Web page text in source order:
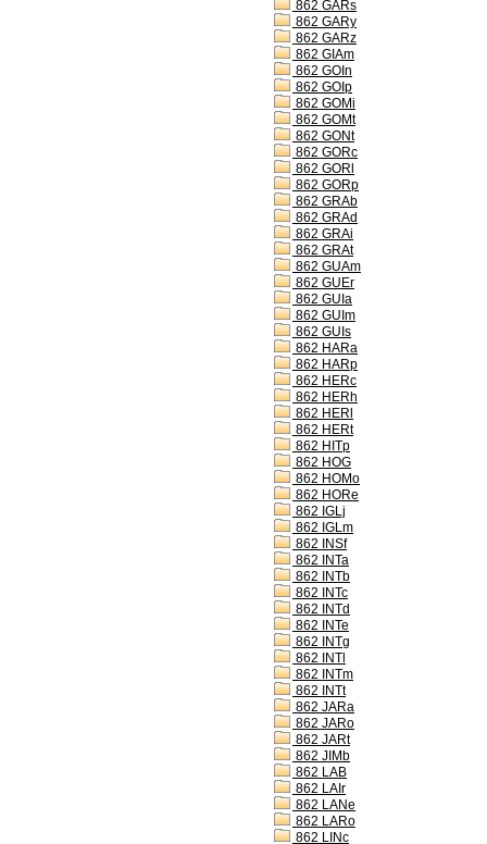
862 GARs
862 GARy
862 GARz
862 GIAm
862 GOIn
862 GOIp
862 GOMi
862 GOMt
862 GONt
862 GORc
862 GORl
862 GORp
862 GRAb
862 GRAd
862 GRAi
862 GRAt
862 GUAm
862 GUEr
862 GUIa
862 GUIm
862 GUIs
862 HARa
862 HARp
862 HERc
862 HERh
862 HERl
862 HERt
862 HITp
862 HOG
862 HOMo
862 HORe
862 IGLj
862 IGLm
862 INSf
862 INTa
862 INTb
862 INTc
862 INTd
862 INTe
862 INTg
862 INTl
862 INTm
862 INTt
862 JARa
862 JARo
862 JARt
862 JIMb
862 LAB
862 LAIr
862 LANe
862 LARo
862 LINc